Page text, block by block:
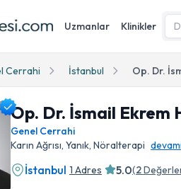
Uzmanlar Klinikler
Cerrahi İstanbul Op. Dr.
Op. Dr. İsmail Ekrem
Genel Cerrahi
Karın Ağrısı, Yanık, Nöralterapi devamı
İstanbul 1 Adres 5.0(2